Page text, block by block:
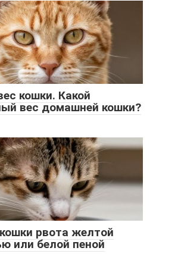
кошки. Какой
вес домашней кошки?
рвота желтой
или белой пеной